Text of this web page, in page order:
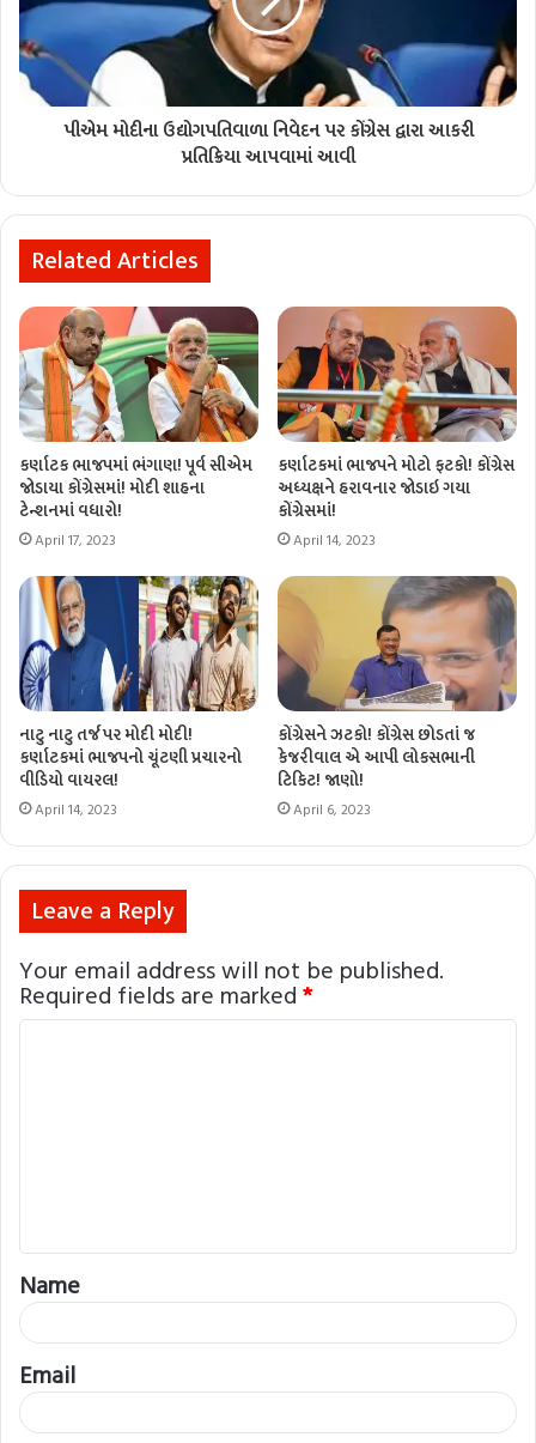
પીએમ મોદીના ઉદ્યોગપતિવાળા નિવેદન પર કોંગ્રેસ દ્વારા આકરી
પ્રતિક્રિયા આપવામાં આવી
Related Articles
કર્ણાટક ભાજપમાં ભંગાણ! પૂર્વ સીએમ
જોડાયા કોંગ્રેસમાં! મોદી શાહના
ટેન્શનમાં વધારો!
April 17, 2023
કર્ણાટકમાં ભાજપને મોટો ફટકો! કોંગ્રેસ
અધ્યક્ષને હરાવનાર જોડાઇ ગયા
કોંગ્રેસમાં!
April 14, 2023
નાટુ નાટુ તર્જ પર મોદી મોદી!
કર્ણાટકમાં ભાજપનો ચૂંટણી પ્રચારનો
વીડિયો વાયરલ!
April 14, 2023
કોંગ્રેસને ઝટકો! કોંગ્રેસ છોડતાં જ
કેજરીવાલ એ આપી લોકસભાની
ટિકિટ! જાણો!
April 6, 2023
Leave a Reply
Your email address will not be published.
Required fields are marked *
t
*
Name
Email